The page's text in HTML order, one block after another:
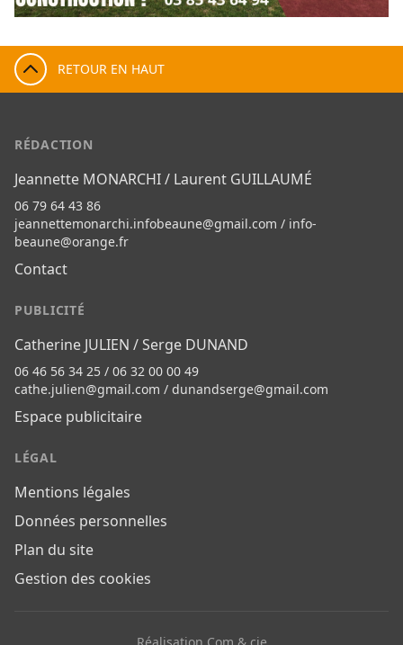
RETOUR EN HAUT
RÉDACTION
Jeannette MONARCHI / Laurent GUILLAUMÉ
06 79 64 43 86
jeannettemonarchi.infobeaune@gmail.com / info-
beaune@orange.fr
Contact
PUBLICITÉ
Catherine JULIEN / Serge DUNAND
06 46 56 34 25 / 06 32 00 00 49
cathe.julien@gmail.com / dunandserge@gmail.com
Espace publicitaire
LÉGAL
Mentions légales
Données personnelles
Plan du site
Gestion des cookies
Réalisation Com & cie